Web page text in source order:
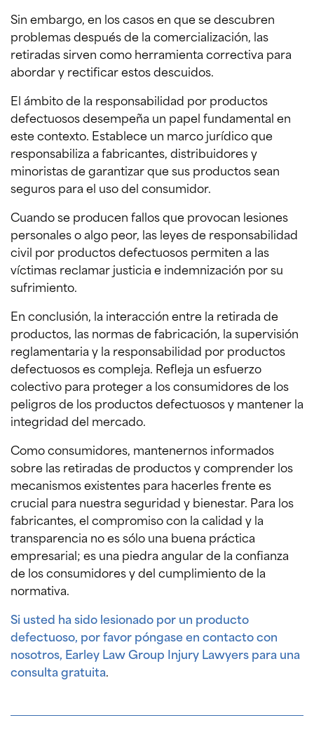
Sin embargo, en los casos en que se descubren
problemas después de la comercialización, las
retiradas sirven como herramienta correctiva para
abordar y rectificar estos descuidos.
El ámbito de la responsabilidad por productos
defectuosos desempeña un papel fundamental en
este contexto. Establece un marco jurídico que
responsabiliza a fabricantes, distribuidores y
minoristas de garantizar que sus productos sean
seguros para el uso del consumidor.
Cuando se producen fallos que provocan lesiones
personales o algo peor, las leyes de responsabilidad
civil por productos defectuosos permiten a las
víctimas reclamar justicia e indemnización por su
sufrimiento.
En conclusión, la interacción entre la retirada de
productos, las normas de fabricación, la supervisión
reglamentaria y la responsabilidad por productos
defectuosos es compleja. Refleja un esfuerzo
colectivo para proteger a los consumidores de los
peligros de los productos defectuosos y mantener la
integridad del mercado.
Como consumidores, mantenernos informados
sobre las retiradas de productos y comprender los
mecanismos existentes para hacerles frente es
crucial para nuestra seguridad y bienestar. Para los
fabricantes, el compromiso con la calidad y la
transparencia no es sólo una buena práctica
empresarial; es una piedra angular de la confianza
de los consumidores y del cumplimiento de la
normativa.
Si usted ha sido lesionado por un producto
defectuoso, por favor póngase en contacto con
nosotros, Earley Law Group Injury Lawyers para una
consulta gratuita.